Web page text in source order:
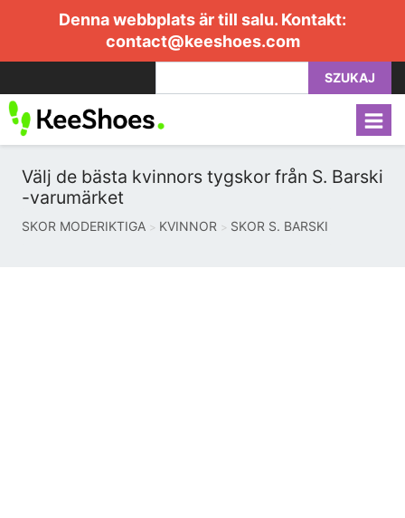
Denna webbplats är till salu. Kontakt:
contact@keeshoes.com
SZUKAJ
Välj de bästa kvinnors tygskor från S. Barski
-varumärket
SKOR MODERIKTIGA KVINNOR SKOR S. BARSKI